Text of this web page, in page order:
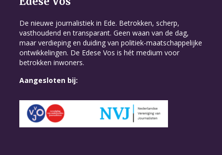
De nieuwe journalistiek in Ede. Betrokken, scherp,
vasthoudend en transparant. Geen waan van de dag,
maar verdieping en duiding van politiek-maatschappelijke
ontwikkelingen. De Edese Vos is hét medium voor
betrokken inwoners.
Aangesloten bij: